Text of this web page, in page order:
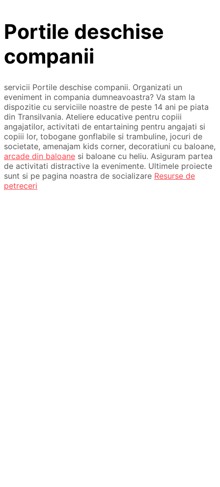
Portile deschise
companii
servicii Portile deschise companii. Organizati un
eveniment in compania dumneavoastra? Va stam la
dispozitie cu serviciile noastre de peste 14 ani pe piata
din Transilvania. Ateliere educative pentru copiii
angajatilor, activitati de entartaining pentru angajati si
copiii lor, tobogane gonflabile si trambuline, jocuri de
societate, amenajam kids corner, decoratiuni cu baloane,
arcade din baloane si baloane cu heliu. Asiguram partea
de activitati distractive la evenimente. Ultimele proiecte
sunt si pe pagina noastra de socializare Resurse de
petreceri